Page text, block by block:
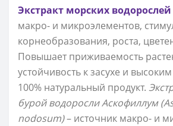
Экстракт морских водорослей
макро- и микроэлементов,
корнеобразования, роста,
Повышает приживаемость
устойчивость к засухе и
100% натуральный продукт.
бурой водоросли Аскофиллум
nodosum)– источник макро- и